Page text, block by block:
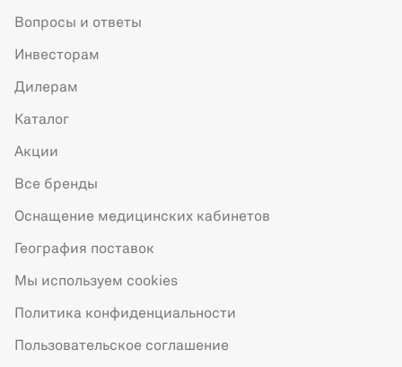
Вопросы и ответы
Инвесторам
Дилерам
Каталог
Акции
Все бренды
Оснащение медицинских кабинетов
География поставок
Мы используем cookies
Политика конфиденциальности
Пользовательское соглашение